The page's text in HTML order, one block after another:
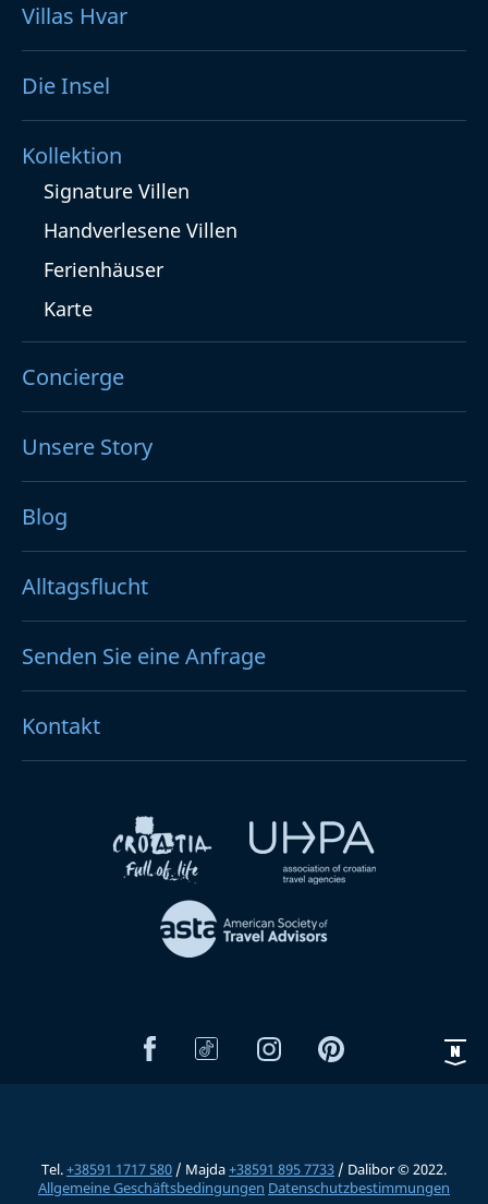
Villas Hvar
Die Insel
Kollektion
Signature Villen
Handverlesene Villen
Ferienhäuser
Karte
Concierge
Unsere Story
Blog
Alltagsflucht
Senden Sie eine Anfrage
Kontakt
Tel.+38591 1717 580 / Majda+38591 895 7733 / Dalibor © 2022.
Allgemeine Geschäftsbedingungen Datenschutzbestimmungen